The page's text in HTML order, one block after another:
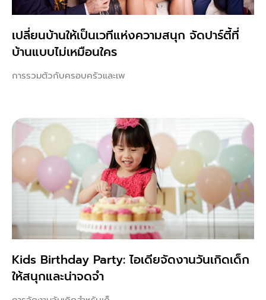
เปลี่ยนบ้านให้เป็นเวทีแห่งความสนุก จัดปาร์ตี้ที่
บ้านแบบไม่เหมือนใคร
การรวมตัวกับครอบครัวและเพ
Kids Birthday Party: ไอเดียจัดงานวันเกิดเด็ก
ให้สนุกและน่าจดจำ